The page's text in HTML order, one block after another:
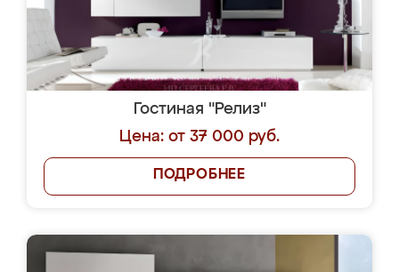
Гостиная "Релиз"
Цена: от 37 000 руб.
ПОДРОБНЕЕ